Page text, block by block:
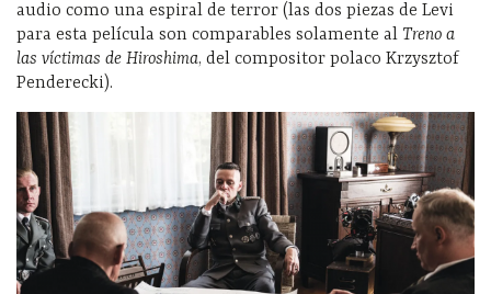
audio como una espiral de terror (las dos piezas de Levi
para esta película son comparables solamente al Treno a
las víctimas de Hiroshima, del compositor polaco Krzysztof
Penderecki).